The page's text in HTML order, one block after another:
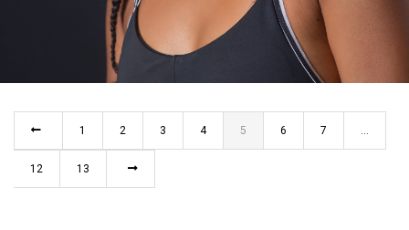
CHAUVET
BARCELONA
1 2 3 4 5 6 7
12 13